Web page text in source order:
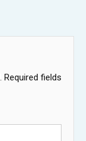
Required fields